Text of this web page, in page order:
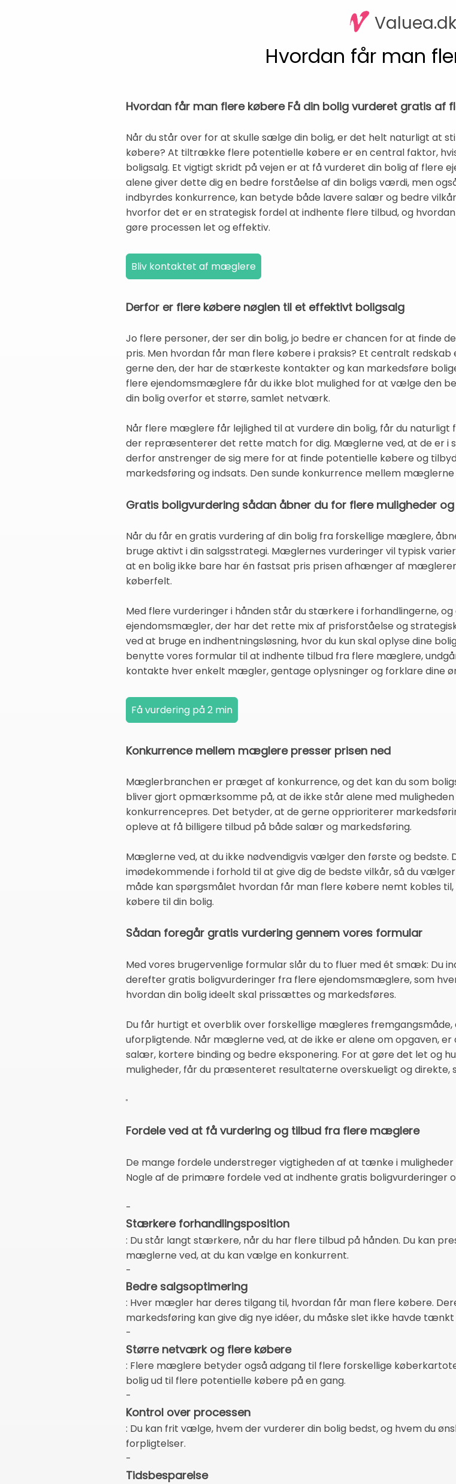
Valuea.dk
Hvordan får man
Hvordan får man flere købere Få din bolig vurderet gratis af
Når du står over for at skulle sælge din bolig, er det helt naturligt at
købere? At tiltrække flere potentielle købere er en central faktor,
boligsalg. Et vigtigt skridt på vejen er at få vurderet din bolig af flere
alene giver dette dig en bedre forståelse af din boligs værdi, men
indbyrdes konkurrence, kan betyde både lavere salær og bedre
hvorfor det er en strategisk fordel at indhente flere tilbud, og
gøre processen let og effektiv.
Derfor er flere købere nøglen til et effektivt boligsalg
Jo flere personer, der ser din bolig, jo bedre er chancen for at finde
pris. Men hvordan får man flere købere i praksis? Et centralt
gerne den, der har de stærkeste kontakter og kan markedsføre
flere ejendomsmæglere får du ikke blot mulighed for at vælge den
din bolig overfor et større, samlet netværk.
Når flere mæglere får lejlighed til at vurdere din bolig, får du
der repræsenterer det rette match for dig. Mæglerne ved, at de er i
derfor anstrenger de sig mere for at finde potentielle købere og
markedsføring og indsats. Den sunde konkurrence mellem
Gratis boligvurdering sådan åbner du for flere muligheder
Når du får en gratis vurdering af din bolig fra forskellige mæglere,
bruge aktivt i din salgsstrategi. Mæglernes vurderinger vil typisk
at en bolig ikke bare har én fastsat pris prisen afhænger af
køberfelt.
Med flere vurderinger i hånden står du stærkere i forhandlingerne,
ejendomsmægler, der har det rette mix af prisforståelse og
ved at bruge en indhentningsløsning, hvor du kun skal oplyse dine
benytte vores formular til at indhente tilbud fra flere mæglere,
kontakte hver enkelt mægler, gentage oplysninger og forklare dine
Konkurrence mellem mæglere presser prisen ned
Mæglerbranchen er præget af konkurrence, og det kan du som
bliver gjort opmærksomme på, at de ikke står alene med
konkurrencepres. Det betyder, at de gerne opprioriterer
opleve at få billigere tilbud på både salær og markedsføring.
Mæglerne ved, at du ikke nødvendigvis vælger den første og
imødekommende i forhold til at give dig de bedste vilkår, så du
måde kan spørgsmålet hvordan får man flere købere nemt kobles
købere til din bolig.
Sådan foregår gratis vurdering gennem vores formular
Med vores brugervenlige formular slår du to fluer med ét smæk: Du
derefter gratis boligvurderinger fra flere ejendomsmæglere, som
hvordan din bolig ideelt skal prissættes og markedsføres.
Du får hurtigt et overblik over forskellige mægleres fremgangsmåde,
uforpligtende. Når mæglerne ved, at de ikke er alene om opgaven,
salær, kortere binding og bedre eksponering. For at gøre det let og
muligheder, får du præsenteret resultaterne overskueligt og direkte,
Fordele ved at få vurdering og tilbud fra flere mæglere
De mange fordele understreger vigtigheden af at tænke i
Nogle af de primære fordele ved at indhente gratis boligvurderinger
-
Stærkere forhandlingsposition
: Du står langt stærkere, når du har flere tilbud på hånden. Du kan
mæglerne ved, at du kan vælge en konkurrent.
-
Bedre salgsoptimering
: Hver mægler har deres tilgang til, hvordan får man flere købere.
markedsføring kan give dig nye idéer, du måske slet ikke havde tænkt
-
Større netværk og flere købere
: Flere mæglere betyder også adgang til flere forskellige
bolig ud til flere potentielle købere på en gang.
-
Kontrol over processen
: Du kan frit vælge, hvem der vurderer din bolig bedst, og hvem du
forpligtelser.
-
Tidsbesparelse